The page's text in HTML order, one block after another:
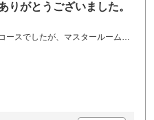
りがとうございました。
ースでしたが、マスタールームの
。